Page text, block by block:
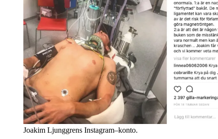
Joakim Ljunggrens Instagram–konto.